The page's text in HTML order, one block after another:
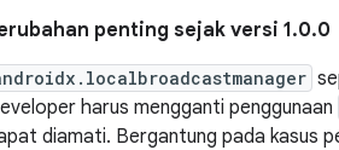
penting sejak versi 1.0.0
harus mengganti penggunaan
diamati. Bergantung pada kasus